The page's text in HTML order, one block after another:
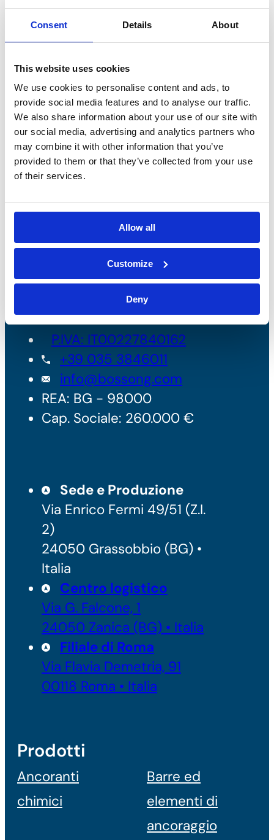
Consent Details About
This website uses cookies
We use cookies to personalise content and ads, to
provide social media features and to analyse our traffic.
We also share information about your use of our site with
our social media, advertising and analytics partners who
may combine it with other information that you’ve
provided to them or that they’ve collected from your use
of their services.
Allow all
Customize
Deny
Dichiaro di aver letto l'informativa
sulla privacye di accettare il
trattamento dei dati personali*
Bossong S.p.A.
P.IVA: IT00227840162
+39 035 3846011
info@bossong.com
REA: BG - 98000
Cap. Sociale: 260.000 €
Sede e Produzione
Via Enrico Fermi 49/51 (Z.I.
2)
24050 Grassobbio (BG) •
Italia
Centro logistico
Via G. Falcone, 1
24050 Zanica (BG) • Italia
Filiale di Roma
Via Flavia Demetria, 91
00118 Roma • Italia
Prodotti
Ancoranti
chimici
Barre ed
elementi di
ancoraggio